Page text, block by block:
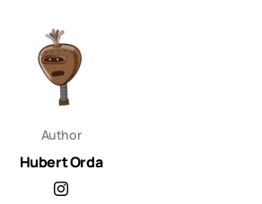
Author
Hubert Orda